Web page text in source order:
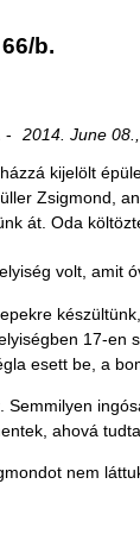
b.
2014. June
kijelölt
Zsigmond,
át. Oda
volt, amit
17-
esett be, a
Semmilyen
ahová
nem